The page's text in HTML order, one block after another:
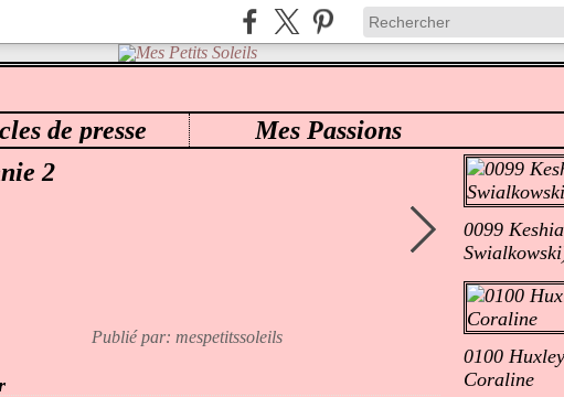
de presse
Mes Passions
SOLEILS > 79 JO-ANNIE > JO-ANNIE 2
2
Publié par: mespetitssoleils
0099
0100
Coraline